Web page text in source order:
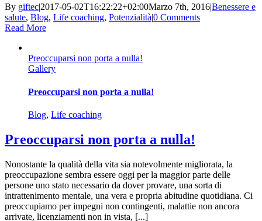
By giftec|2017-05-02T16:22:22+02:00Marzo 7th, 2016|Benessere e
salute, Blog, Life coaching, Potenzialità|0 Comments
Read More
Preoccuparsi non porta a nulla!
Gallery
Preoccuparsi non porta a nulla!
Blog, Life coaching
Preoccuparsi non porta a nulla!
Nonostante la qualità della vita sia notevolmente migliorata, la
preoccupazione sembra essere oggi per la maggior parte delle
persone uno stato necessario da dover provare, una sorta di
intrattenimento mentale, una vera e propria abitudine quotidiana. Ci
preoccupiamo per impegni non contingenti, malattie non ancora
arrivate, licenziamenti non in vista, [...]